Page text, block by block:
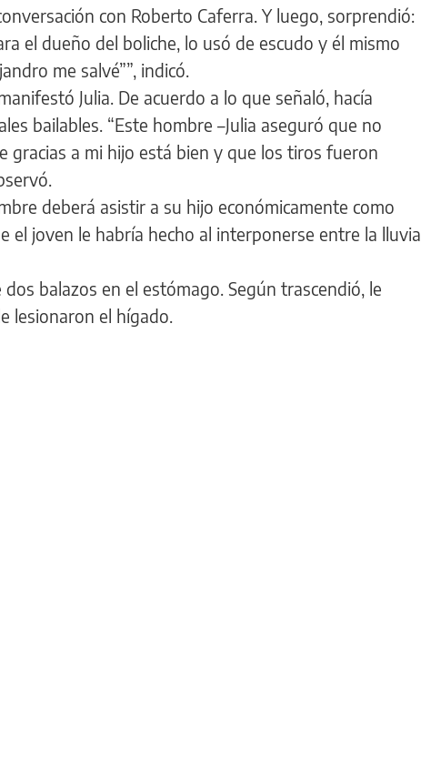
con Roberto Caferra. Y luego, sorprendió:
el dueño del boliche, lo usó de escudo y él mismo
me salvé””, indicó.
Julia. De acuerdo a lo que señaló, hacía
bailables. “Este hombre –Julia aseguró que no
gracias a mi hijo está bien y que los tiros fueron
deberá asistir a su hijo económicamente como
joven le habría hecho al interponerse entre la lluvia
balazos en el estómago. Según trascendió, le
lesionaron el hígado.